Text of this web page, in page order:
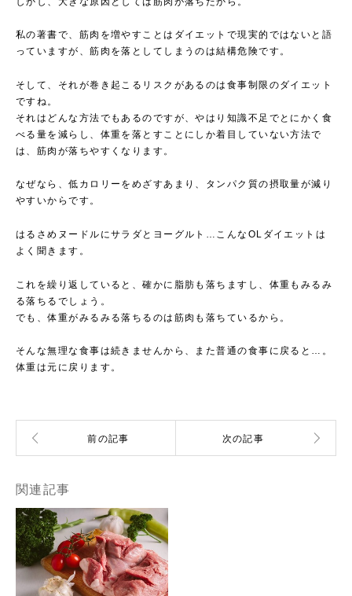
私の著書で、筋肉を増やすことはダイエットで現実的ではないと語
っていますが、筋肉を落としてしまうのは結構危険です。
そして、それが巻き起こるリスクがあるのは食事制限のダイエット
ですね。
それはどんな方法でもあるのですが、やはり知識不足でとにかく食
べる量を減らし、体重を落とすことにしか着目していない方法で
は、筋肉が落ちやすくなります。
なぜなら、低カロリーをめざすあまり、タンパク質の摂取量が減り
やすいからです。
はるさめヌードルにサラダとヨーグルト…こんなOLダイエットは
よく聞きます。
これを繰り返していると、確かに脂肪も落ちますし、体重もみるみ
る落ちるでしょう。
でも、体重がみるみる落ちるのは筋肉も落ちているから。
そんな無理な食事は続きませんから、また普通の食事に戻ると…。
体重は元に戻ります。
関連記事